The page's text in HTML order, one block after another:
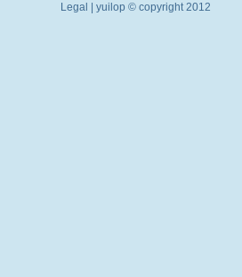
Legal | yuilop © copyright 2012